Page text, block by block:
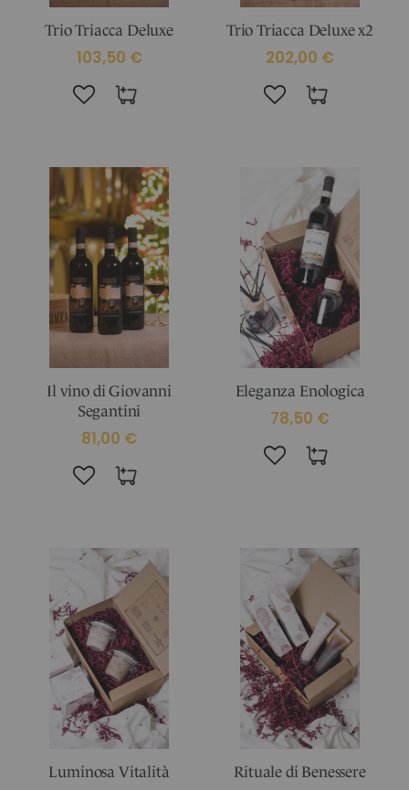
Trio Triacca Deluxe
103,50 €
Trio Triacca Deluxe x2
202,00 €
Il vino di Giovanni
Segantini
81,00 €
Eleganza Enologica
78,50 €
Luminosa Vitalità Rituale di Benessere